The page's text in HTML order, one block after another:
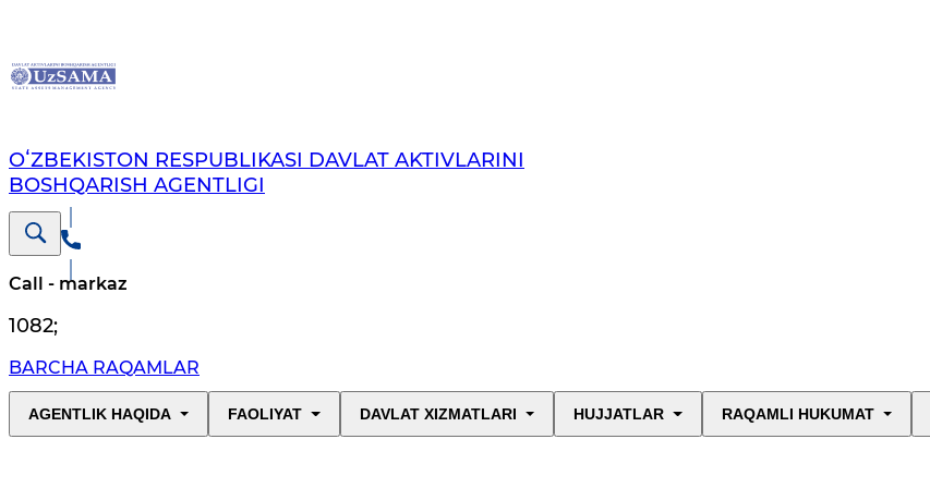
OʻZBEKISTON RESPUBLIKASI DAVLAT AKTIVLARINI
BOSHQARISH AGENTLIGI
Call - markaz
1082;
BARCHA RAQAMLAR
AGENTLIK HAQIDA FAOLIYAT DAVLAT XIZMATLARI HUJJATLAR RAQAMLI HUKUMAT